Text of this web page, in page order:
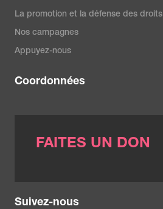
La promotion et la défense des droits
Nos campagnes
Appuyez-nous
Coordonnées
FAITES UN DON
Suivez-nous